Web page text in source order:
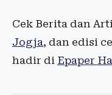
Cek Berita dan
Jogja, dan edisi
hadir di Epaper